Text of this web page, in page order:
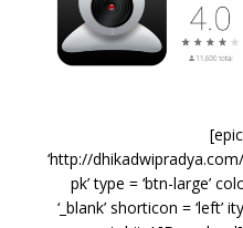
‘http://
pk’ type = ‘btn-large’
‘_blank’ shorticon = ‘left’